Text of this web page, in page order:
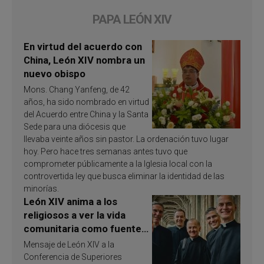
PAPA LEÓN XIV
En virtud del acuerdo con
China, León XIV nombra un
nuevo obispo
Mons. Chang Yanfeng, de 42
años, ha sido nombrado en virtud
del Acuerdo entre China y la Santa
Sede para una diócesis que
llevaba veinte años sin pastor. La ordenación tuvo lugar
hoy. Pero hace tres semanas antes tuvo que
comprometer públicamente a la Iglesia local con la
controvertida ley que busca eliminar la identidad de las
minorías.
León XIV anima a los
religiosos a ver la vida
comunitaria como fuente
de inspiración y
santificación
Mensaje de León XIV a la
Conferencia de Superiores